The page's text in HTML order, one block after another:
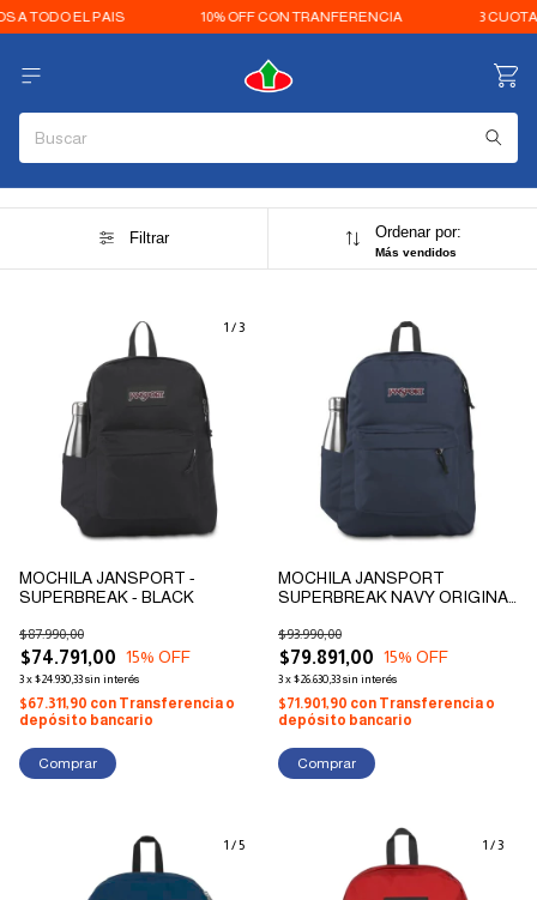
TODO EL PAIS 10% OFF CON TRANFERENCIA 3
Filtrar Ordenar por:
Más vendidos
1 /3
MOCHILA JANSPORT -
SUPERBREAK - BLACK
$74.791,00
$87.990,00
15% OFF
3x$24.930,33sin interés
$67.311,90 con Transferencia o
depósito bancario
MOCHILA JANSPORT
SUPERBREAK NAVY ORIGINAL
$79.891,00
$93.990,00
15% OFF
3x$26.630,33sin interés
$71.901,90 con Transferencia o
depósito bancario
1 /5 1 /3